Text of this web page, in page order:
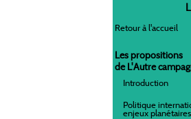
Retour à l'accueil
Les propositions
de L'Autre
Introduction
Politique
enjeux planétaires